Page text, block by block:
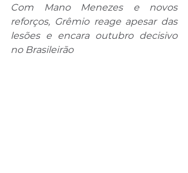
Com Mano Menezes e novos
reforços, Grêmio reage apesar das
lesões e encara outubro decisivo
no Brasileirão